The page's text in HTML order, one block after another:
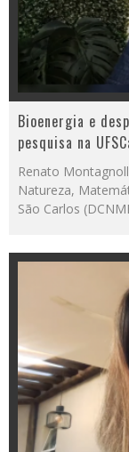
Bioenergia e
pesquisa na
Renato
Natureza,
São Carlos